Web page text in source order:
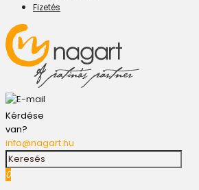
Fizetés
Kérdése
van?
info@nagart.hu
0